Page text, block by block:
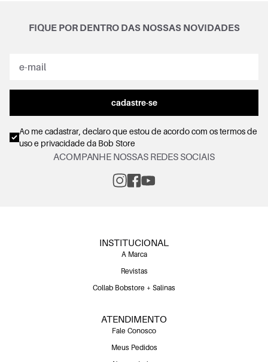
FIQUE POR DENTRO DAS NOSSAS NOVIDADES
cadastre-se
Ao me cadastrar, declaro que estou de acordo com ostermos de
uso e privacidadeda Bob Store
ACOMPANHE NOSSAS REDES SOCIAIS
INSTITUCIONAL
A Marca
Revistas
Collab Bobstore + Salinas
ATENDIMENTO
Fale Conosco
Meus Pedidos